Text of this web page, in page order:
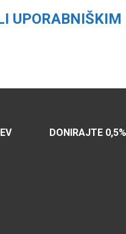
DONIRAJTE